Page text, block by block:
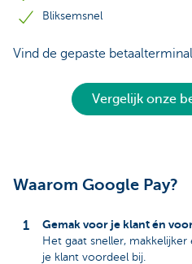
Bliksemsnel
Vind de gepaste
Vergelijk onze
Waarom Google Pay?
Gemak voor je klant én
Het gaat sneller,
je klant voordeel bij.